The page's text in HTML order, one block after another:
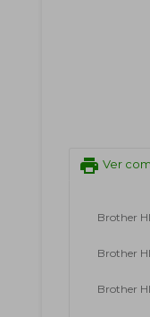
print Ver
Brother
Brother
Brother